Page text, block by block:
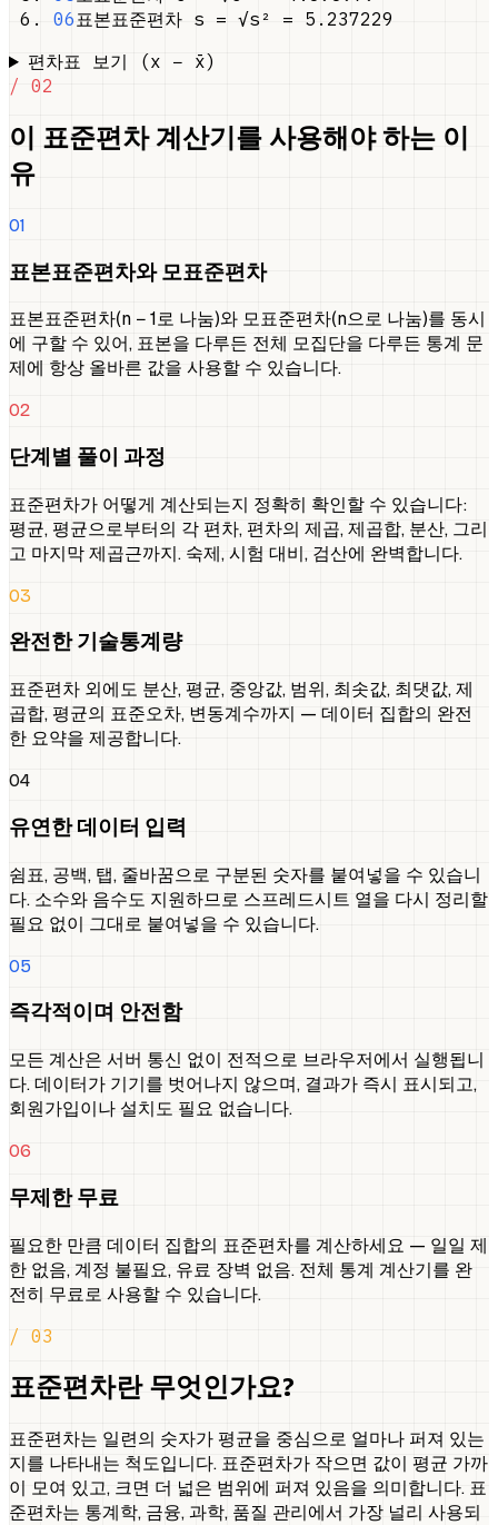
06표본표준편차 s = √s² = 5.237229
편차표 보기 (x − x̄)
/ 02
이 표준편차 계산기를 사용해야 하는 이
유
01
표본표준편차와 모표준편차
표본표준편차(n − 1로 나눔)와 모표준편차(n으로 나눔)를 동시
에 구할 수 있어, 표본을 다루든 전체 모집단을 다루든 통계 문
제에 항상 올바른 값을 사용할 수 있습니다.
02
단계별 풀이 과정
표준편차가 어떻게 계산되는지 정확히 확인할 수 있습니다:
평균, 평균으로부터의 각 편차, 편차의 제곱, 제곱합, 분산, 그리
고 마지막 제곱근까지. 숙제, 시험 대비, 검산에 완벽합니다.
03
완전한 기술통계량
표준편차 외에도 분산, 평균, 중앙값, 범위, 최솟값, 최댓값, 제
곱합, 평균의 표준오차, 변동계수까지 — 데이터 집합의 완전
한 요약을 제공합니다.
04
유연한 데이터 입력
쉼표, 공백, 탭, 줄바꿈으로 구분된 숫자를 붙여넣을 수 있습니
다. 소수와 음수도 지원하므로 스프레드시트 열을 다시 정리할
필요 없이 그대로 붙여넣을 수 있습니다.
05
즉각적이며 안전함
모든 계산은 서버 통신 없이 전적으로 브라우저에서 실행됩니
다. 데이터가 기기를 벗어나지 않으며, 결과가 즉시 표시되고,
회원가입이나 설치도 필요 없습니다.
06
무제한 무료
필요한 만큼 데이터 집합의 표준편차를 계산하세요 — 일일 제
한 없음, 계정 불필요, 유료 장벽 없음. 전체 통계 계산기를 완
전히 무료로 사용할 수 있습니다.
/ 03
표준편차란 무엇인가요?
표준편차는 일련의 숫자가 평균을 중심으로 얼마나 퍼져 있는
지를 나타내는 척도입니다. 표준편차가 작으면 값이 평균 가까
이 모여 있고, 크면 더 넓은 범위에 퍼져 있음을 의미합니다. 표
준편차는 통계학, 금융, 과학, 품질 관리에서 가장 널리 사용되